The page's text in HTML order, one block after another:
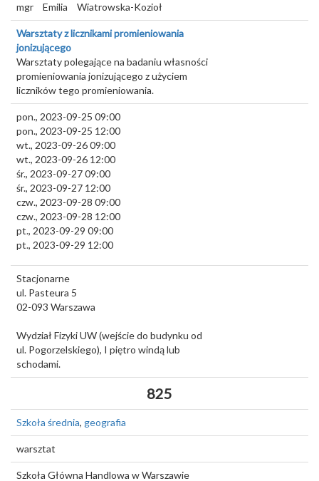
mgr
Emilia Wiatrowska-Kozioł
Warsztaty z licznikami promieniowania
jonizującego
Warsztaty polegające na badaniu własności
promieniowania jonizującego z użyciem
liczników tego promieniowania.
pon., 2023-09-25 09:00
pon., 2023-09-25 12:00
wt., 2023-09-26 09:00
wt., 2023-09-26 12:00
śr., 2023-09-27 09:00
śr., 2023-09-27 12:00
czw., 2023-09-28 09:00
czw., 2023-09-28 12:00
pt., 2023-09-29 09:00
pt., 2023-09-29 12:00
Stacjonarne
ul. Pasteura 5
02-093 Warszawa
Wydział Fizyki UW (wejście do budynku od
ul. Pogorzelskiego), I piętro windą lub
schodami.
825
Szkoła średnia, geografia
warsztat
Szkoła Główna Handlowa w Warszawie